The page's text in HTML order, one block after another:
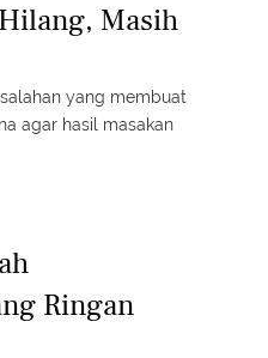
Masih
yang membuat
agar hasil masakan
Ringan